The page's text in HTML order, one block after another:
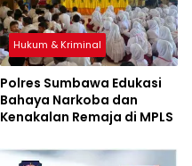
Hukum & Kriminal
Polres Sumbawa Edukasi
Bahaya Narkoba dan
Kenakalan Remaja di MPLS